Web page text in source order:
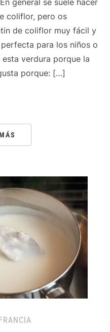
coliflor, pero os
de coliflor muy fácil y
para los niños o
verdura porque la
porque: […]
FRANCIA